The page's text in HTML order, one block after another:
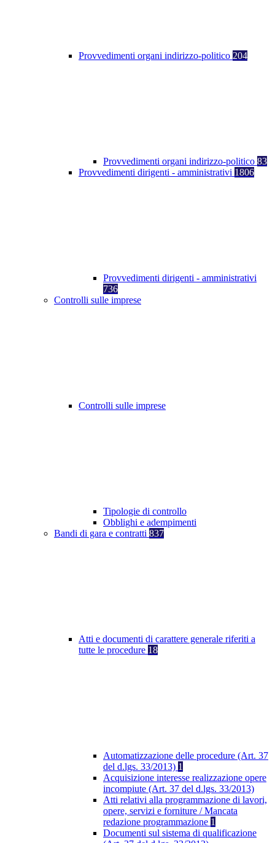
Provvedimenti organi indirizzo-politico 204
Provvedimenti organi indirizzo-politico 83
Provvedimenti dirigenti - amministrativi 1806
Provvedimenti dirigenti - amministrativi
736
Controlli sulle imprese
Controlli sulle imprese
Tipologie di controllo
Obblighi e adempimenti
Bandi di gara e contratti 837
Atti e documenti di carattere generale riferiti a
tutte le procedure 18
Automatizzazione delle procedure (Art. 37
del d.lgs. 33/2013) 1
Acquisizione interesse realizzazione opere
incompiute (Art. 37 del d.lgs. 33/2013)
Atti relativi alla programmazione di lavori,
opere, servizi e forniture / Mancata
redazione programmazione 1
Documenti sul sistema di qualificazione